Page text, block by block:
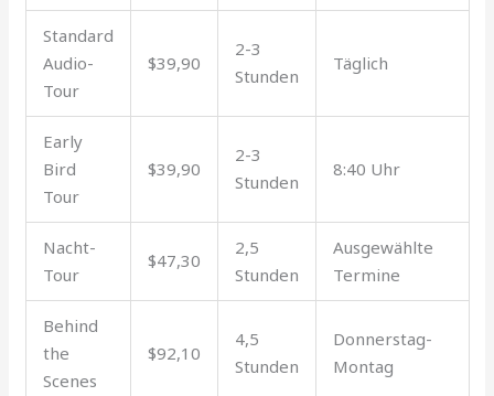
Standard
Audio-
Tour
$39,90
2-3
Stunden
Täglich
Early
Bird
Tour
$39,90
2-3
Stunden
8:40 Uhr
Nacht-
Tour
$47,30
2,5
Stunden
Ausgewählte
Termine
Behind
the
Scenes
$92,10
4,5
Stunden
Donnerstag-
Montag